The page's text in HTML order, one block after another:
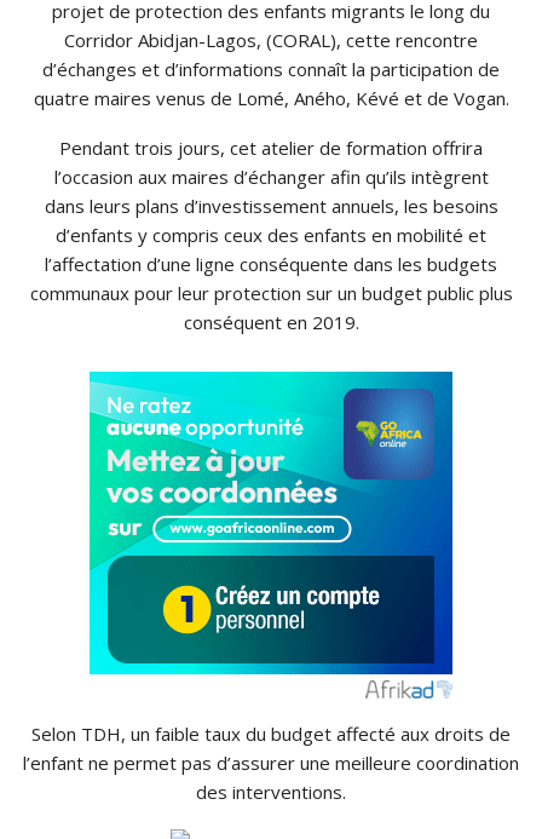
projet de protection des enfants migrants le long du
Corridor Abidjan-Lagos, (CORAL), cette rencontre
d’échanges et d’informations connaît la participation de
quatre maires venus de Lomé, Aného, Kévé et de Vogan.
Pendant trois jours, cet atelier de formation offrira
l’occasion aux maires d’échanger afin qu’ils intègrent
dans leurs plans d’investissement annuels, les besoins
d’enfants y compris ceux des enfants en mobilité et
l’affectation d’une ligne conséquente dans les budgets
communaux pour leur protection sur un budget public plus
conséquent en 2019.
Selon TDH, un faible taux du budget affecté aux droits de
l’enfant ne permet pas d’assurer une meilleure coordination
des interventions.